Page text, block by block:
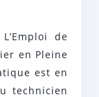
de
en Pleine
est en
technicien